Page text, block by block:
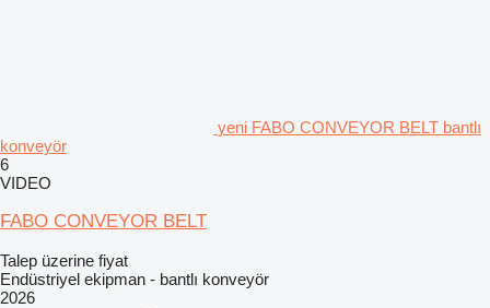
yeni FABO CONVEYOR BELT bantlı
konveyör
6
VIDEO
FABO CONVEYOR BELT
Talep üzerine fiyat
Endüstriyel ekipman - bantlı konveyör
2026